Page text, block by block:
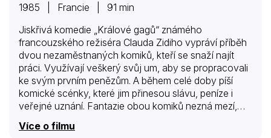
1985 | Francie | 91 min
Jiskřivá komedie „Králové gagů“ známého
francouzského režiséra Clauda Zidiho vypráví příběh
dvou nezaměstnaných komiků, kteří se snaží najít
práci. Využívají veškerý svůj um, aby se propracovali
ke svým prvním penězům. A během celé doby píší
komické scénky, které jim přinesou slávu, peníze i
veřejné uznání. Fantazie obou komiků nezná mezí,
mnohé scénky se odvíjejí pouze v jejich hlavách a v
mnoha různých variantách. Zidi nás s láskou provede
Více o filmu